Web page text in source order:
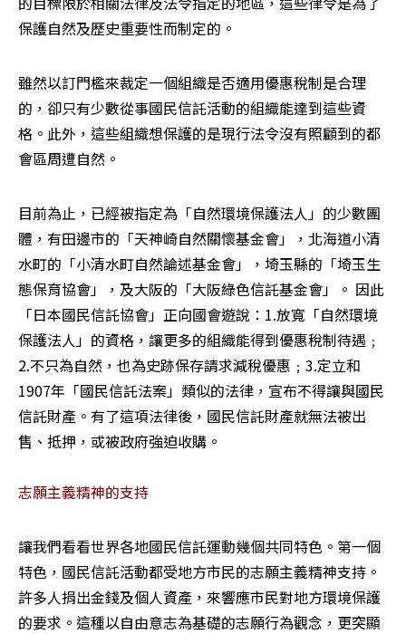
保護自然及歷史重要性而制定的。
雖然以訂門檻來裁定一個組織是否適用優惠稅制是合理
的，卻只有少數從事國民信託活動的組織能達到這些資
格。此外，這些組織想保護的是現行法令沒有照顧到的都
會區周遭自然。
目前為止，已經被指定為「自然環境保護法人」的少數團
體，有田邊市的「天神崎自然關懷基金會」，北海道小清
水町的「小清水町自然論述基金會」，埼玉縣的「埼玉生
態保育協會」，及大阪的「大阪綠色信託基金會」。 因此
「日本國民信託協會」正向國會遊說：1.放寬「自然環境
保護法人」的資格，讓更多的組織能得到優惠稅制待遇﹔
2.不只為自然，也為史跡保存請求減稅優惠﹔3.定立和
1907年「國民信託法案」類似的法律，宣布不得讓與國民
信託財產。有了這項法律後，國民信託財產就無法被出
售、抵押，或被政府強迫收購。
志願主義精神的支持
讓我們看看世界各地國民信託運動幾個共同特色。第一個
特色，國民信託活動都受地方市民的志願主義精神支持。
許多人捐出金錢及個人資產，來響應市民對地方環境保護
的要求。這種以自由意志為基礎的志願行為觀念，更突顯